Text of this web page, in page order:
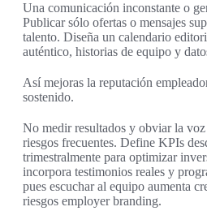
Una comunicación inconstante o
Publicar sólo ofertas o mensajes
talento. Diseña un calendario
auténtico, historias de equipo y
Así mejoras la reputación
sostenido.
No medir resultados y obviar la voz
riesgos frecuentes. Define KPIs
trimestralmente para optimizar
incorpora testimonios reales y
pues escuchar al equipo aumenta
riesgos employer branding.